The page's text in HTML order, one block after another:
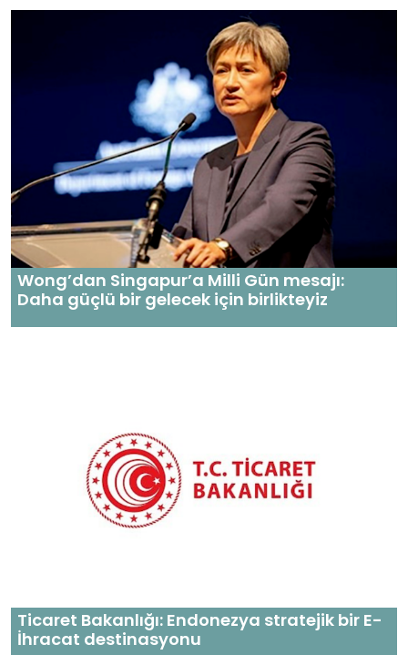
Wong’dan Singapur’a Milli Gün mesajı:
Daha güçlü bir gelecek için birlikteyiz
Ticaret Bakanlığı: Endonezya stratejik bir E-
İhracat destinasyonu